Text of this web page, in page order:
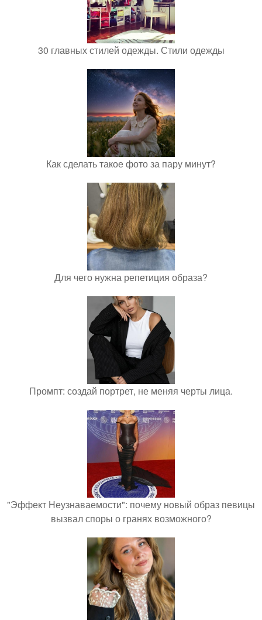
30 главных стилей одежды. Стили одежды
Как сделать такое фото за пару минут?
Для чего нужна репетиция образа?
Промпт: создай портрет, не меняя черты лица.
"Эффект Неузнаваемости": почему новый образ певицы
вызвал споры о гранях возможного?